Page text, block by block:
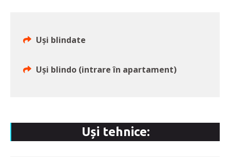
Uși blindate
Uși blindo (intrare în apartament)
Uși tehnice: